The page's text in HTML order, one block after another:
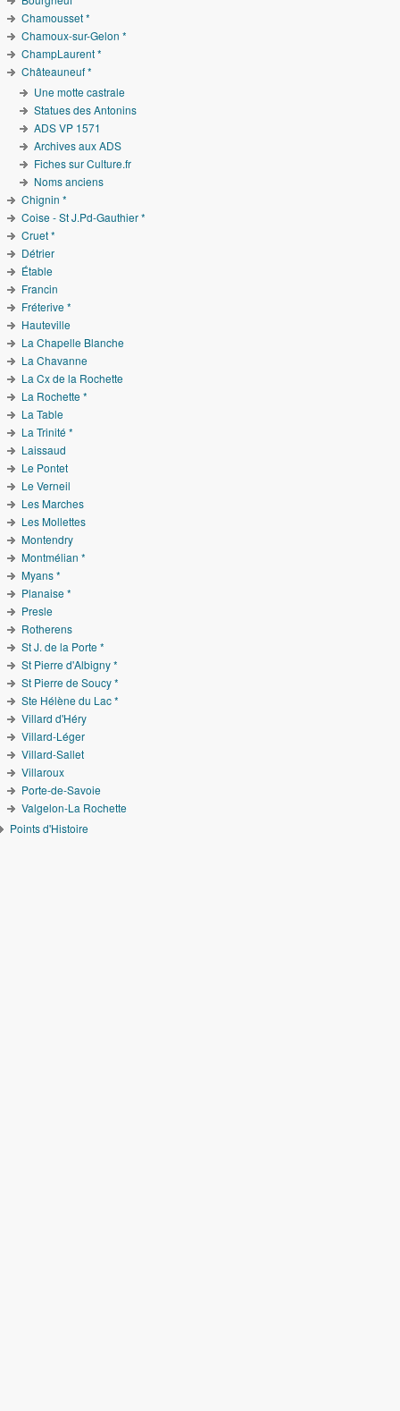
Chamousset *
Chamoux-sur-Gelon *
ChampLaurent *
Châteauneuf *
Une motte castrale
Statues des Antonins
ADS VP 1571
Archives aux ADS
Fiches sur Culture.fr
Noms anciens
Chignin *
Coise - St J.Pd-Gauthier *
Cruet *
Détrier
Étable
Francin
Fréterive *
Hauteville
La Chapelle Blanche
La Chavanne
La Cx de la Rochette
La Rochette *
La Table
La Trinité *
Laissaud
Le Pontet
Le Verneil
Les Marches
Les Mollettes
Montendry
Montmélian *
Myans *
Planaise *
Presle
Rotherens
St J. de la Porte *
St Pierre d'Albigny *
St Pierre de Soucy *
Ste Hélène du Lac *
Villard d'Héry
Villard-Léger
Villard-Sallet
Villaroux
Porte-de-Savoie
Valgelon-La Rochette
Points d'Histoire